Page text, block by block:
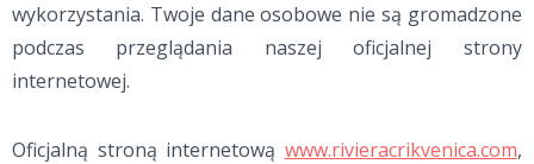
wykorzystania. Twoje dane osobowe nie są gromadzone
podczas przeglądania naszej oficjalnej strony
internetowej.
Oficjalną stroną internetową www.rivieracrikvenica.com,